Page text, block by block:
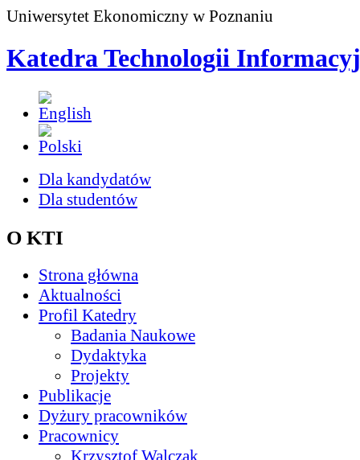
Uniwersytet Ekonomiczny w Poznaniu
Katedra Technologii
Dla kandydatów
Dla studentów
O KTI
Strona główna
Aktualności
Profil Katedry
Badania Naukowe
Dydaktyka
Projekty
Publikacje
Dyżury pracowników
Pracownicy
Krzysztof Walczak